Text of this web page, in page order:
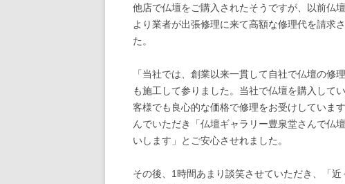
他店で仏壇をご購入されたそうですが、以前仏
より業者が出張修理に来て高額な修理代を請求
た。
「当社では、創業以来一貫して自社で仏壇の
も施工して参りました。当社で仏壇を購入して
客様でも良心的な価格で修理をお受けしていま
んでいただき「仏壇ギャラリー豊泉堂さんで仏
いします」とご安心させれました。
その後、1時間あまり談笑させていただき、「